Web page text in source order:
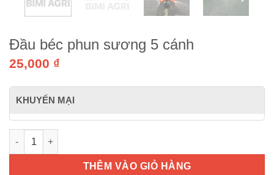
Đầu béc phun sương 5 cánh
25,000 ₫
KHUYẾN MẠI
Đầu béc phun sương 5 cánh số lượng
THÊM VÀO GIỎ HÀNG